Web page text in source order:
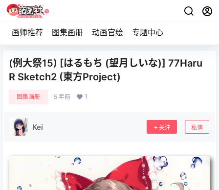
画师推荐 图集画册 动画官绘 专题中心
(例大祭15) [はるもち (望月しいな)] 77Haru
R Sketch2 (東方Project)
图集画册 5 年前 1
Kei 关注 私信